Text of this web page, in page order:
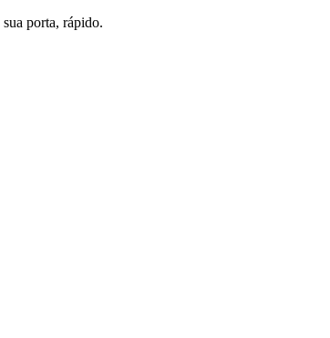
porta, rápido.